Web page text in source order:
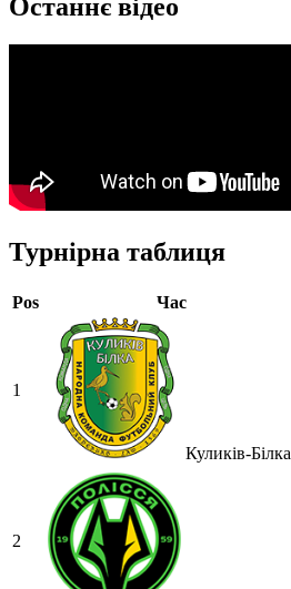
Останнє відео
Турнірна таблиця
Pos Час
1
Куликів-Білка
2